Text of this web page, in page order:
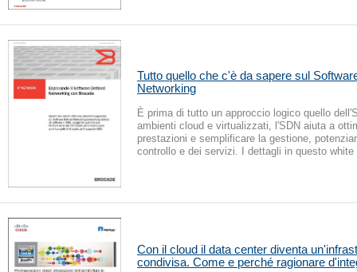
Tutto quello che c'è da sapere sul
Networking
È prima di tutto un approccio logico quello
ambienti cloud e virtualizzati, l'SDN aiuta a
prestazioni e semplificare la gestione,
controllo e dei servizi. I dettagli in questo white
Con il cloud il data center diventa
condivisa. Come e perché ragionare